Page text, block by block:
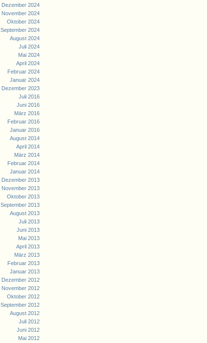
Dezember 2024
November 2024
Oktober 2024
September 2024
August 2024
Juli 2024
Mai 2024
April 2024
Februar 2024
Januar 2024
Dezember 2023
Juli 2016
Juni 2016
März 2016
Februar 2016
Januar 2016
August 2014
April 2014
März 2014
Februar 2014
Januar 2014
Dezember 2013
November 2013
Oktober 2013
September 2013
August 2013
Juli 2013
Juni 2013
Mai 2013
April 2013
März 2013
Februar 2013
Januar 2013
Dezember 2012
November 2012
Oktober 2012
September 2012
August 2012
Juli 2012
Juni 2012
Mai 2012